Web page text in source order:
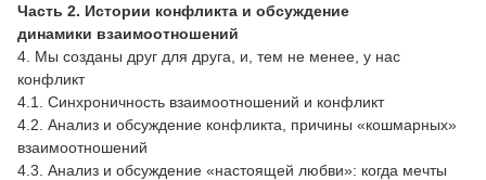
Часть 2. Истории конфликта и обсуждение
динамики взаимоотношений
4. Мы созданы друг для друга, и, тем не менее, у нас
конфликт
4.1. Синхроничность взаимоотношений и конфликт
4.2. Анализ и обсуждение конфликта, причины «кошмарных»
взаимоотношений
4.3. Анализ и обсуждение «настоящей любви»: когда мечты